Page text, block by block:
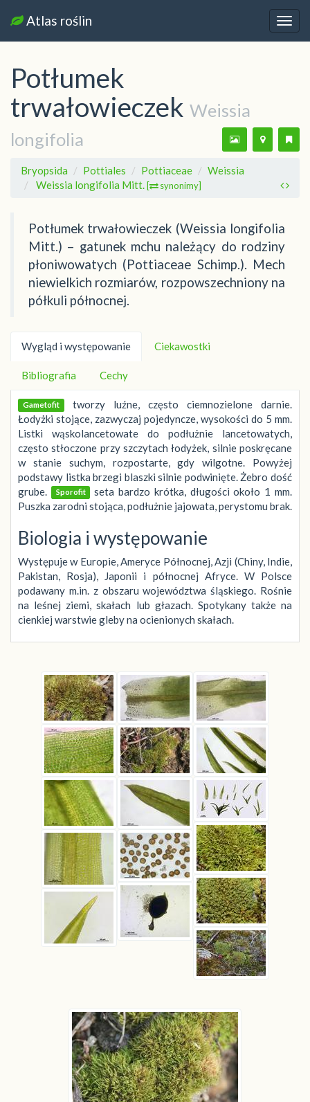
Atlas roślin
Potłumek
trwałowieczek Weissia
longifolia
Bryopsida Pottiales Pottiaceae
Weissia
Weissia longifolia Mitt. [ synonimy]
Potłumek trwałowieczek (Weissia longifolia
Mitt.) – gatunek mchu należący do rodziny
płoniwowatych (Pottiaceae Schimp.). Mech
niewielkich rozmiarów, rozpowszechniony na
półkuli północnej.
Wygląd i występowanie Ciekawostki
Bibliografia Cechy
Gametofit tworzy luźne, często ciemnozielone darnie.
Łodyżki stojące, zazwyczaj pojedyncze, wysokości do 5 mm.
Listki wąskolancetowate do podłużnie lancetowatych,
często stłoczone przy szczytach łodyżek, silnie poskręcane
w stanie suchym, rozpostarte, gdy wilgotne. Powyżej
podstawy listka brzegi blaszki silnie podwinięte. Żebro dość
grube.
Sporofit
seta bardzo krótka, długości około 1 mm.
Puszka zarodni stojąca, podłużnie jajowata, perystomu brak.
Biologia i występowanie
Występuje w Europie, Ameryce Północnej, Azji (Chiny, Indie,
Pakistan, Rosja), Japonii i północnej Afryce. W Polsce
podawany m.in. z obszaru województwa śląskiego. Rośnie
na leśnej ziemi, skałach lub głazach. Spotykany także na
cienkiej warstwie gleby na ocienionych skałach.